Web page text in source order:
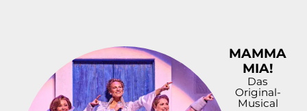
MAMMA
MIA!
Das
Original-
Musical